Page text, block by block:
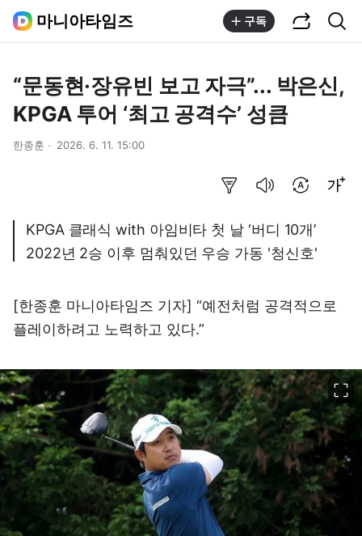
마니아타임즈 구독
“문동현·장유빈 보고 자극”... 박은신,
KPGA 투어 ‘최고 공격수’ 성큼
한종훈 2026. 6. 11. 15:00
KPGA 클래식 with 아임비타 첫 날 ‘버디 10개’
2022년 2승 이후 멈춰있던 우승 가동 '청신호'
[한종훈 마니아타임즈 기자] “예전처럼 공격적으로
플레이하려고 노력하고 있다.”